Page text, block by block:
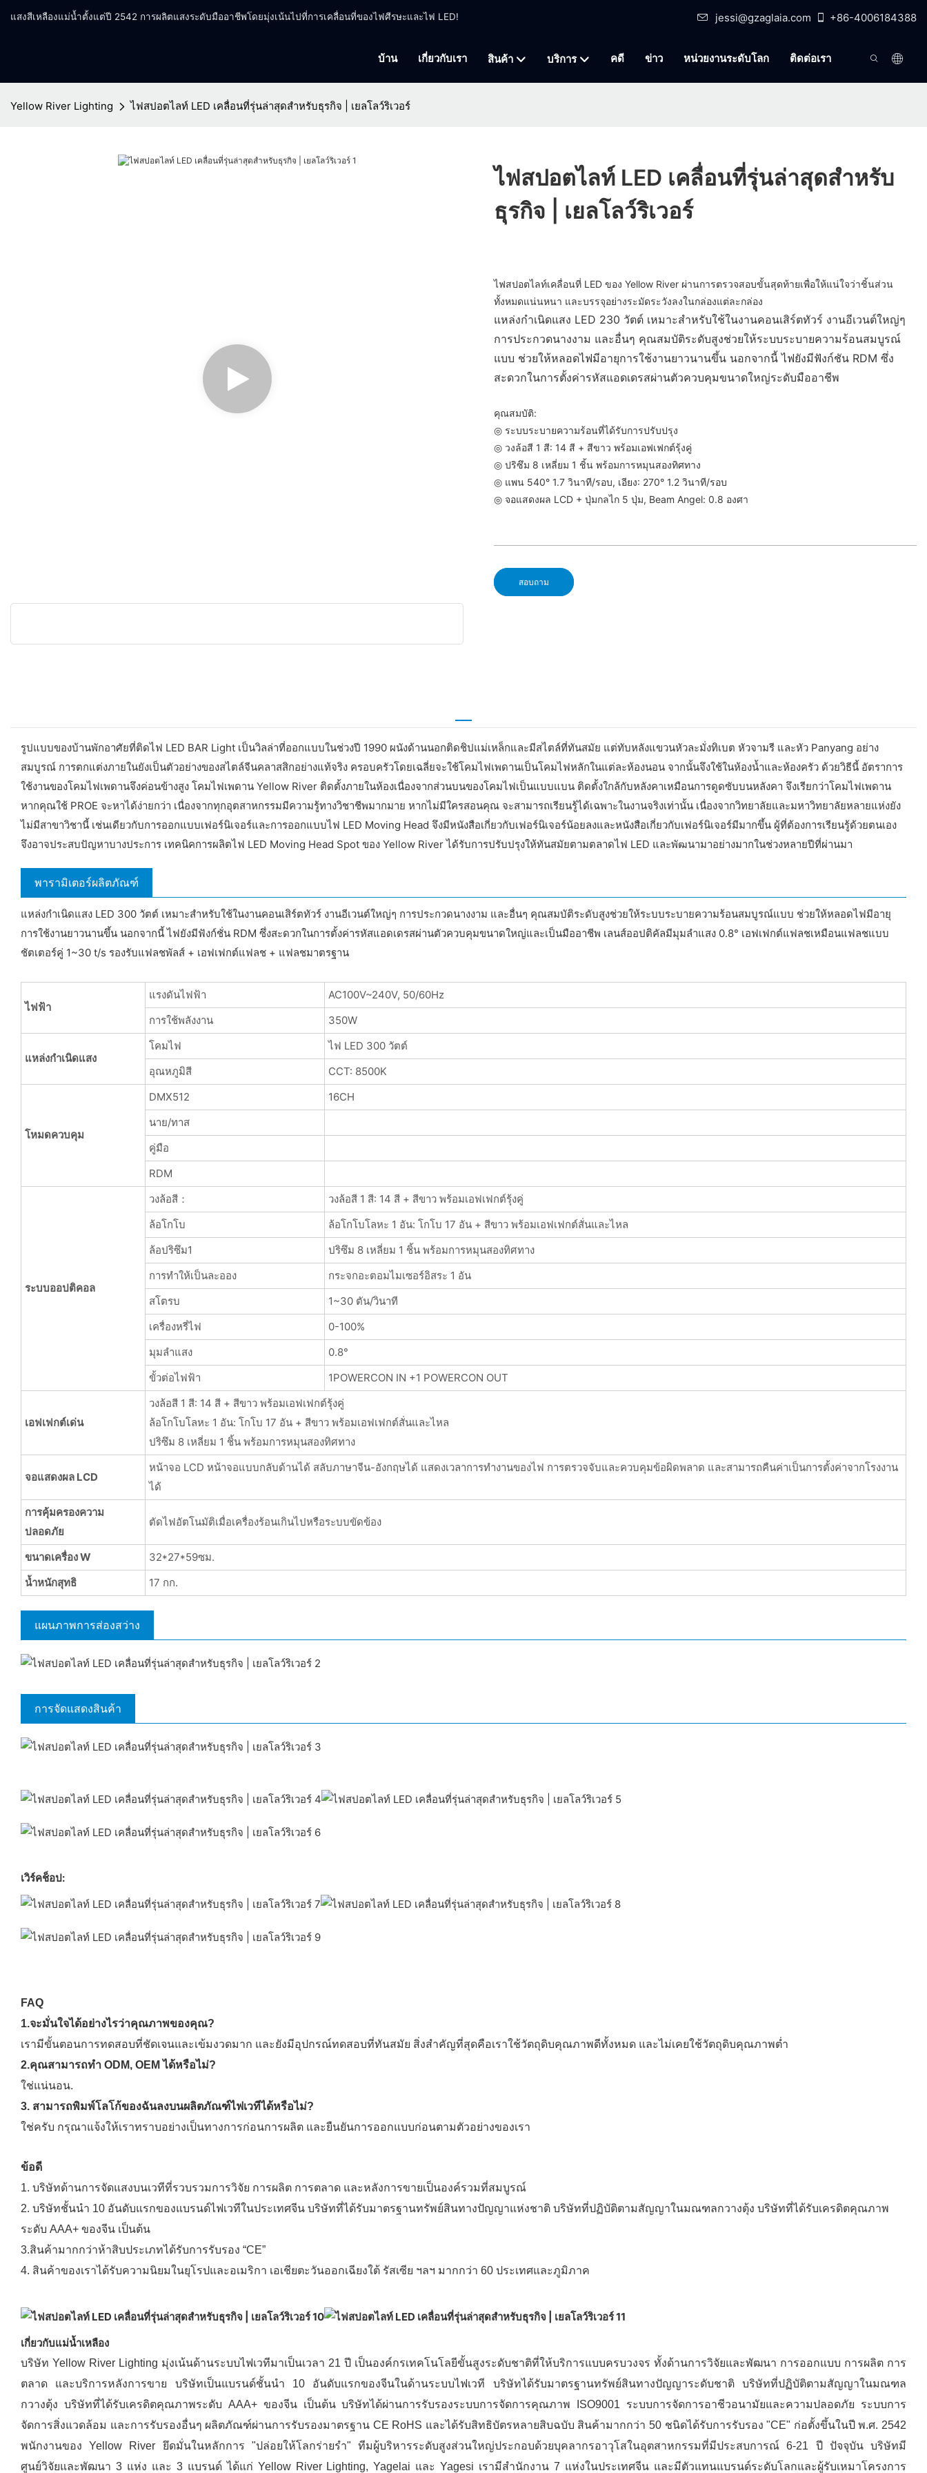
แสงสีเหลืองแม่น้ำตั้งแต่ปี 2542 การผลิตแสงระดับมืออาชีพโดยมุ่งเน้นไปที่การเคลื่อนที่ของไฟศีรษะและไฟ LED! jessi@gzaglaia.com +86-4006184388
บ้าน เกี่ยวกับเรา สินค้า บริการ คดี ข่าว หน่วยงานระดับโลก ติดต่อเรา
Yellow River Lighting ไฟสปอตไลท์ LED เคลื่อนที่รุ่นล่าสุดสำหรับธุรกิจ | เยลโลว์ริเวอร์
ไฟสปอตไลท์ LED เคลื่อนที่รุ่นล่าสุดสำหรับ
ธุรกิจ | เยลโลว์ริเวอร์
ไฟสปอตไลท์เคลื่อนที่ LED ของ Yellow River ผ่านการตรวจสอบขั้นสุดท้ายเพื่อให้แน่ใจว่าชิ้นส่วน
ทั้งหมดแน่นหนา และบรรจุอย่างระมัดระวังลงในกล่องแต่ละกล่อง
แหล่งกำเนิดแสง LED 230 วัตต์ เหมาะสำหรับใช้ในงานคอนเสิร์ตทัวร์ งานอีเวนต์ใหญ่ๆ
การประกวดนางงาม และอื่นๆ คุณสมบัติระดับสูงช่วยให้ระบบระบายความร้อนสมบูรณ์
แบบ ช่วยให้หลอดไฟมีอายุการใช้งานยาวนานขึ้น นอกจากนี้ ไฟยังมีฟังก์ชัน RDM ซึ่ง
สะดวกในการตั้งค่ารหัสแอดเดรสผ่านตัวควบคุมขนาดใหญ่ระดับมืออาชีพ
คุณสมบัติ:
◎ ระบบระบายความร้อนที่ได้รับการปรับปรุง
◎ วงล้อสี 1 สี: 14 สี + สีขาว พร้อมเอฟเฟกต์รุ้งคู่
◎ ปริซึม 8 เหลี่ยม 1 ชิ้น พร้อมการหมุนสองทิศทาง
◎ แพน 540° 1.7 วินาที/รอบ, เอียง: 270° 1.2 วินาที/รอบ
◎ จอแสดงผล LCD + ปุ่มกลไก 5 ปุ่ม, Beam Angel: 0.8 องศา
สอบถาม
รูปแบบของบ้านพักอาศัยที่ติดไฟ LED BAR Light เป็นวิลล่าที่ออกแบบในช่วงปี 1990 ผนังด้านนอกติดชิปแม่เหล็กและมีสไตล์ที่ทันสมัย ​​แต่ทับหลังแขวนหัวละมั่งทิเบต หัวจามรี และหัว Panyang อย่าง
สมบูรณ์ การตกแต่งภายในยังเป็นตัวอย่างของสไตล์จีนคลาสสิกอย่างแท้จริง ครอบครัวโดยเฉลี่ยจะใช้โคมไฟเพดานเป็นโคมไฟหลักในแต่ละห้องนอน จากนั้นจึงใช้ในห้องน้ำและห้องครัว ด้วยวิธีนี้ อัตราการ
ใช้งานของโคมไฟเพดานจึงค่อนข้างสูง โคมไฟเพดาน Yellow River ติดตั้งภายในห้องเนื่องจากส่วนบนของโคมไฟเป็นแบบแบน ติดตั้งใกล้กับหลังคาเหมือนการดูดซับบนหลังคา จึงเรียกว่าโคมไฟเพดาน
หากคุณใช้ PROE จะหาได้ง่ายกว่า เนื่องจากทุกอุตสาหกรรมมีความรู้ทางวิชาชีพมากมาย หากไม่มีใครสอนคุณ จะสามารถเรียนรู้ได้เฉพาะในงานจริงเท่านั้น เนื่องจากวิทยาลัยและมหาวิทยาลัยหลายแห่งยัง
ไม่มีสาขาวิชานี้ เช่นเดียวกับการออกแบบเฟอร์นิเจอร์และการออกแบบไฟ LED Moving Head จึงมีหนังสือเกี่ยวกับเฟอร์นิเจอร์น้อยลงและหนังสือเกี่ยวกับเฟอร์นิเจอร์มีมากขึ้น ผู้ที่ต้องการเรียนรู้ด้วยตนเอง
จึงอาจประสบปัญหาบางประการ เทคนิคการผลิตไฟ LED Moving Head Spot ของ Yellow River ได้รับการปรับปรุงให้ทันสมัยตามตลาดไฟ LED และพัฒนามาอย่างมากในช่วงหลายปีที่ผ่านมา
พารามิเตอร์ผลิตภัณฑ์
แหล่งกำเนิดแสง LED 300 วัตต์ เหมาะสำหรับใช้ในงานคอนเสิร์ตทัวร์ งานอีเวนต์ใหญ่ๆ การประกวดนางงาม และอื่นๆ คุณสมบัติระดับสูงช่วยให้ระบบระบายความร้อนสมบูรณ์แบบ ช่วยให้หลอดไฟมีอายุ
การใช้งานยาวนานขึ้น นอกจากนี้ ไฟยังมีฟังก์ชั่น RDM ซึ่งสะดวกในการตั้งค่ารหัสแอดเดรสผ่านตัวควบคุมขนาดใหญ่และเป็นมืออาชีพ เลนส์ออปติคัลมีมุมลำแสง 0.8° เอฟเฟกต์แฟลชเหมือนแฟลชแบบ
ชัตเตอร์คู่ 1~30 t/s รองรับแฟลชพัลส์ + เอฟเฟกต์แฟลช + แฟลชมาตรฐาน
ไฟฟ้า
แรงดันไฟฟ้า
AC100V~240V, 50/60Hz
การใช้พลังงาน
350W
แหล่งกำเนิดแสง
โคมไฟ
ไฟ LED 300 วัตต์
อุณหภูมิสี
CCT: 8500K
โหมดควบคุม
DMX512
16CH
นาย/ทาส
คู่มือ
RDM
ระบบออปติคอล
วงล้อสี：
วงล้อสี 1 สี: 14 สี + สีขาว พร้อมเอฟเฟกต์รุ้งคู่
ล้อโกโบ
ล้อโกโบโลหะ 1 อัน: โกโบ 17 อัน + สีขาว พร้อมเอฟเฟกต์สั่นและไหล
ล้อปริซึม1
ปริซึม 8 เหลี่ยม 1 ชิ้น พร้อมการหมุนสองทิศทาง
การทำให้เป็นละออง
กระจกอะตอมไมเซอร์อิสระ 1 อัน
สโตรบ
1~30 ตัน/วินาที
เครื่องหรี่ไฟ
0-100%
มุมลำแสง
0.8°
ขั้วต่อไฟฟ้า
1POWERCON IN +1 POWERCON OUT
เอฟเฟกต์เด่น
วงล้อสี 1 สี: 14 สี + สีขาว พร้อมเอฟเฟกต์รุ้งคู่
ล้อโกโบโลหะ 1 อัน: โกโบ 17 อัน + สีขาว พร้อมเอฟเฟกต์สั่นและไหล
ปริซึม 8 เหลี่ยม 1 ชิ้น พร้อมการหมุนสองทิศทาง
จอแสดงผล LCD
หน้าจอ LCD หน้าจอแบบกลับด้านได้ สลับภาษาจีน-อังกฤษได้ แสดงเวลาการทำงานของไฟ การตรวจจับและควบคุมข้อผิดพลาด และสามารถคืนค่าเป็นการตั้งค่าจากโรงงาน
ได้
การคุ้มครองความ
ปลอดภัย
ตัดไฟอัตโนมัติเมื่อเครื่องร้อนเกินไปหรือระบบขัดข้อง
ขนาดเครื่อง W
32*27*59ซม.
น้ำหนักสุทธิ
17 กก.
แผนภาพการส่องสว่าง
การจัดแสดงสินค้า
เวิร์คช็อป:
FAQ
1.จะมั่นใจได้อย่างไรว่าคุณภาพของคุณ?
เรามีขั้นตอนการทดสอบที่ชัดเจนและเข้มงวดมาก และยังมีอุปกรณ์ทดสอบที่ทันสมัย ​​สิ่งสำคัญที่สุดคือเราใช้วัตถุดิบคุณภาพดีทั้งหมด และไม่เคยใช้วัตถุดิบคุณภาพต่ำ
2.คุณสามารถทำ ODM, OEM ได้หรือไม่?
ใช่แน่นอน.
3. สามารถพิมพ์โลโก้ของฉันลงบนผลิตภัณฑ์ไฟเวทีได้หรือไม่?
ใช่ครับ กรุณาแจ้งให้เราทราบอย่างเป็นทางการก่อนการผลิต และยืนยันการออกแบบก่อนตามตัวอย่างของเรา
ข้อดี
1. บริษัทด้านการจัดแสงบนเวทีที่รวบรวมการวิจัย การผลิต การตลาด และหลังการขายเป็นองค์รวมที่สมบูรณ์
2. บริษัทชั้นนำ 10 อันดับแรกของแบรนด์ไฟเวทีในประเทศจีน บริษัทที่ได้รับมาตรฐานทรัพย์สินทางปัญญาแห่งชาติ บริษัทที่ปฏิบัติตามสัญญาในมณฑลกวางตุ้ง บริษัทที่ได้รับเครดิตคุณภาพ
ระดับ AAA+ ของจีน เป็นต้น
3.สินค้ามากกว่าห้าสิบประเภทได้รับการรับรอง “CE”
4. สินค้าของเราได้รับความนิยมในยุโรปและอเมริกา เอเชียตะวันออกเฉียงใต้ รัสเซีย ฯลฯ มากกว่า 60 ประเทศและภูมิภาค
เกี่ยวกับแม่น้ำเหลือง
บริษัท Yellow River Lighting มุ่งเน้นด้านระบบไฟเวทีมาเป็นเวลา 21 ปี เป็นองค์กรเทคโนโลยีขั้นสูงระดับชาติที่ให้บริการแบบครบวงจร ทั้งด้านการวิจัยและพัฒนา การออกแบบ การผลิต การ
ตลาด และบริการหลังการขาย บริษัทเป็นแบรนด์ชั้นนำ 10 อันดับแรกของจีนในด้านระบบไฟเวที บริษัทได้รับมาตรฐานทรัพย์สินทางปัญญาระดับชาติ บริษัทที่ปฏิบัติตามสัญญาในมณฑล
กวางตุ้ง บริษัทที่ได้รับเครดิตคุณภาพระดับ AAA+ ของจีน เป็นต้น บริษัทได้ผ่านการรับรองระบบการจัดการคุณภาพ ISO9001 ระบบการจัดการอาชีวอนามัยและความปลอดภัย ระบบการ
จัดการสิ่งแวดล้อม และการรับรองอื่นๆ ผลิตภัณฑ์ผ่านการรับรองมาตรฐาน CE RoHS และได้รับสิทธิบัตรหลายสิบฉบับ สินค้ามากกว่า 50 ชนิดได้รับการรับรอง "CE" ก่อตั้งขึ้นในปี พ.ศ. 2542
พนักงานของ Yellow River ยึดมั่นในหลักการ "ปล่อยให้โลกร่ายรำ" ทีมผู้บริหารระดับสูงส่วนใหญ่ประกอบด้วยบุคลากรอาวุโสในอุตสาหกรรมที่มีประสบการณ์ 6-21 ปี ปัจจุบัน บริษัทมี
ศูนย์วิจัยและพัฒนา 3 แห่ง และ 3 แบรนด์ ได้แก่ Yellow River Lighting, Yagelai และ Yagesi เรามีสำนักงาน 7 แห่งในประเทศจีน และมีตัวแทนแบรนด์ระดับโลกและผู้รับเหมาโครงการ